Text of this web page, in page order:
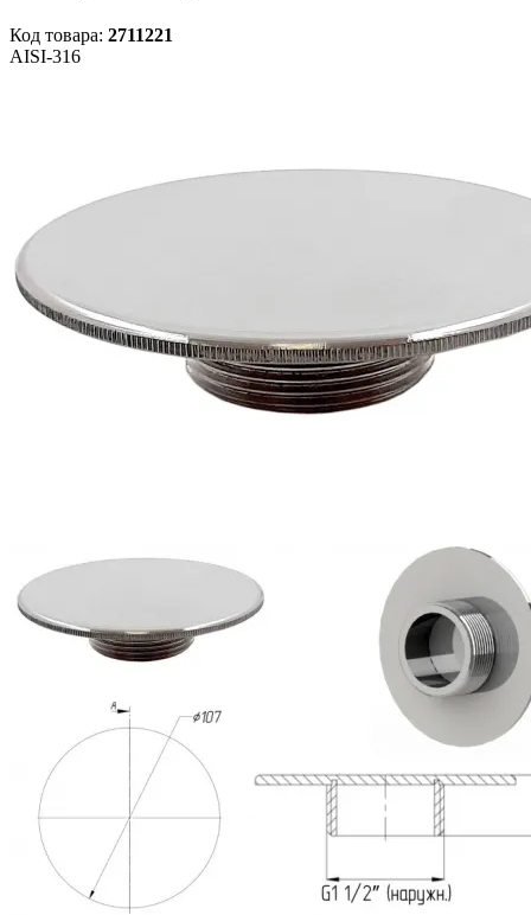
Код товара: 2711221
AISI-316